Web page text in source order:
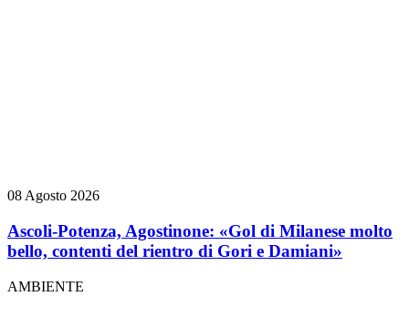
08 Agosto 2026
Ascoli-Potenza, Agostinone: «Gol di Milanese molto
bello, contenti del rientro di Gori e Damiani»
AMBIENTE